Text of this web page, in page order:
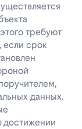
требуют
если срок
данных.
достижении